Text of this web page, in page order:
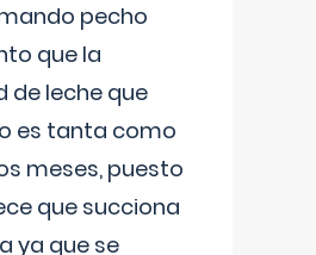
pecho
que la
de leche que
es tanta como
meses, puesto
que succiona
ya que se